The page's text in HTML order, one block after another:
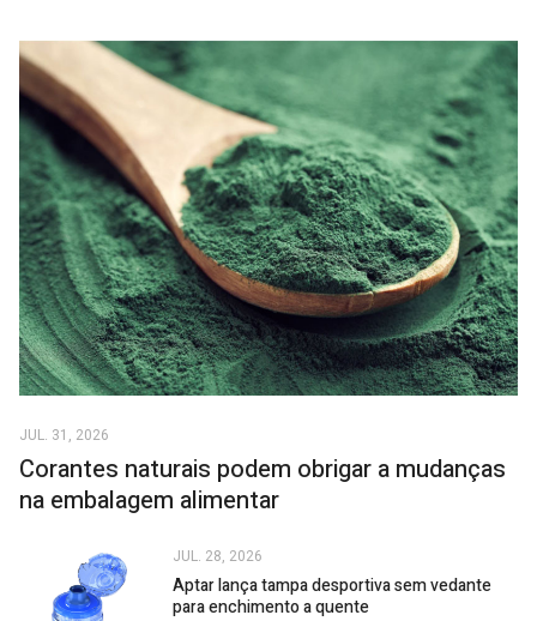
JUL. 31, 2026
Corantes naturais podem obrigar a mudanças
na embalagem alimentar
JUL. 28, 2026
Aptar lança tampa desportiva sem vedante
para enchimento a quente